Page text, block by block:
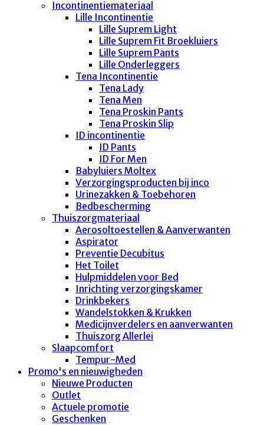
Incontinentiemateriaal
Lille Incontinentie
Lille Suprem Light
Lille Suprem Fit Broekluiers
Lille Suprem Pants
Lille Onderleggers
Tena Incontinentie
Tena Lady
Tena Men
Tena Proskin Pants
Tena Proskin Slip
ID incontinentie
ID Pants
ID For Men
Babyluiers Moltex
Verzorgingsproducten bij inco
Urinezakken & Toebehoren
Bedbescherming
Thuiszorgmateriaal
Aerosoltoestellen & Aanverwanten
Aspirator
Preventie Decubitus
Het Toilet
Hulpmiddelen voor Bed
Inrichting verzorgingskamer
Drinkbekers
Wandelstokken & Krukken
Medicijnverdelers en aanverwanten
Thuiszorg Allerlei
Slaapcomfort
Tempur-Med
Promo's en nieuwigheden
Nieuwe Producten
Outlet
Actuele promotie
Geschenken